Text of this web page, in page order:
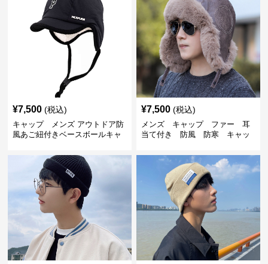
¥7,500 (税込)
キャップ メンズ アウトドア防
風あご紐付きベースボールキャ
¥7,500 (税込)
メンズ キャップ ファー 耳
当て付き 防風 防寒 キャッ